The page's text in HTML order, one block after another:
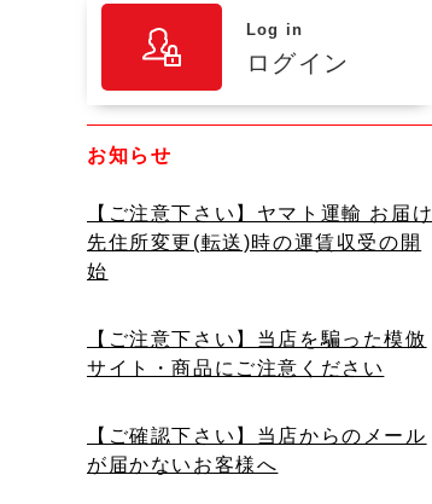
Log in
ログイン
お知らせ
【ご注意下さい】ヤマト運輸 お届け
先住所変更(転送)時の運賃収受の開
始
【ご注意下さい】当店を騙った模倣
サイト・商品にご注意ください
【ご確認下さい】当店からのメール
が届かないお客様へ